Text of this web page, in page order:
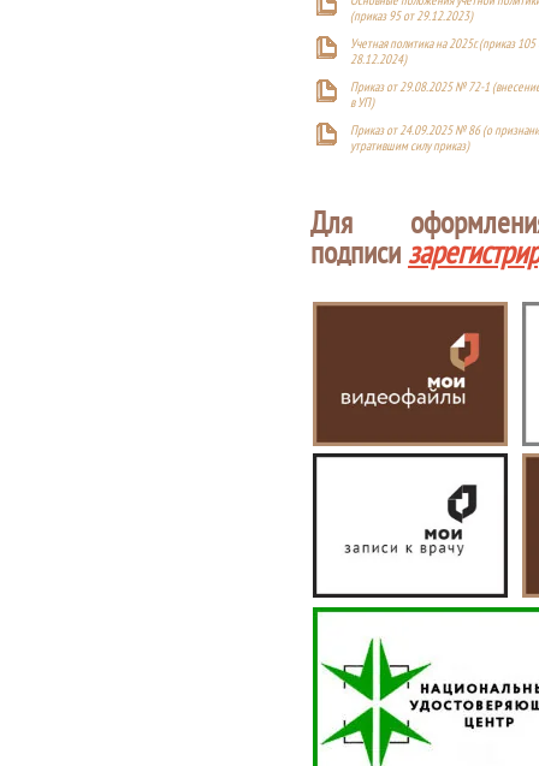
(приказ 95 от 29.12.2023)
Учетная политика на 2025г. (приказ 105
28.12.2024)
Приказ от 29.08.2025 № 72-1
в УП)
Приказ от 24.09.2025 № 86 (о
утратившим силу приказ)
Для
подписи